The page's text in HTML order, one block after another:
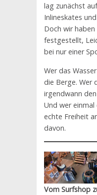
lag zunächst
Inlineskates
Doch wir
festgestellt,
bei nur einer
Wer das
die Berge. Wer
irgendwann
Und wer
echte Freiheit
davon.
Vom Surfshop